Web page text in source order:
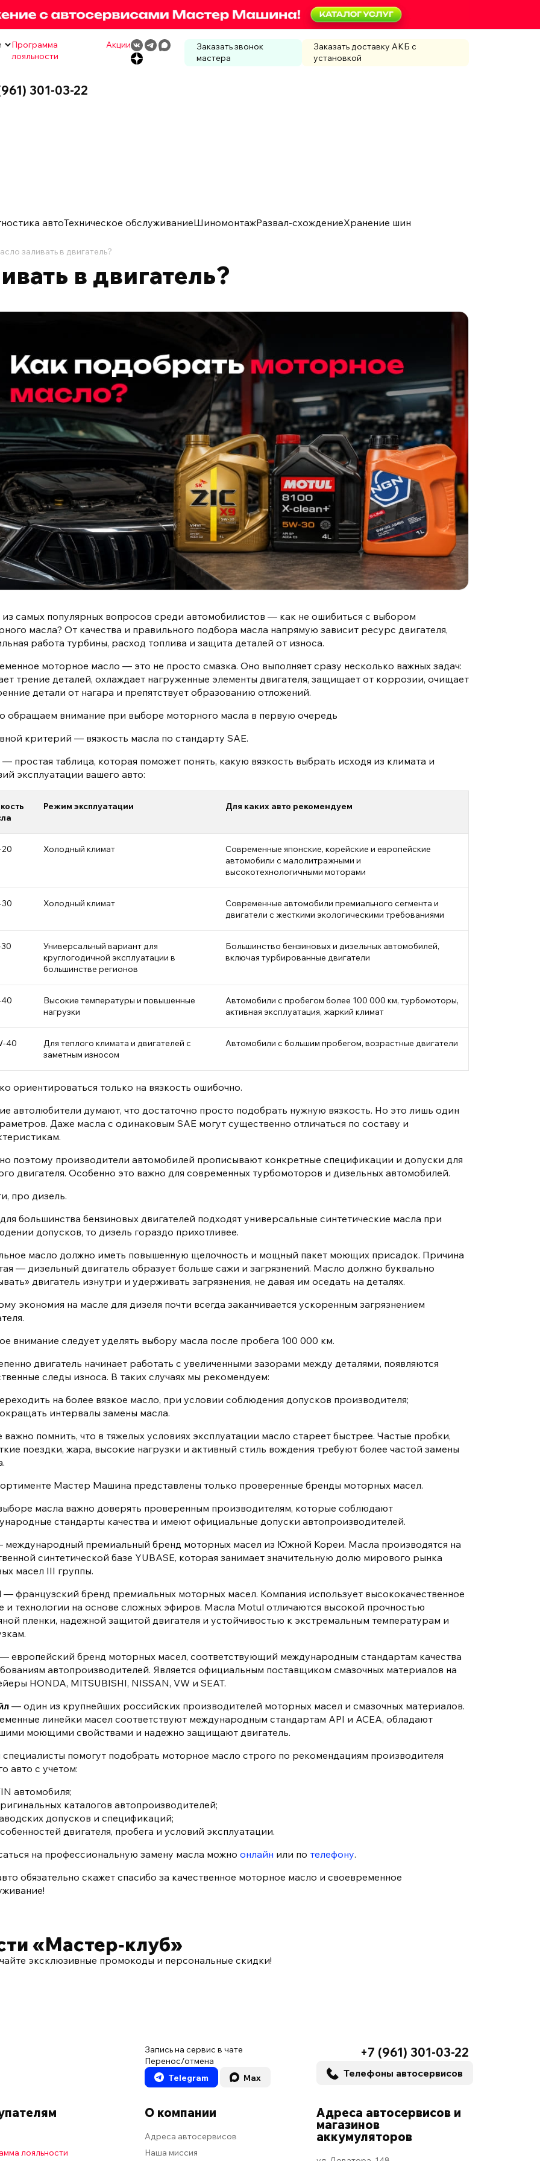
Программа
лояльности
Акции
Заказать звонок
мастера
Заказать доставку АКБ с
установкой
301-03-22
автоТехническое обслуживаниеШиномонтажРазвал-схождениеХранение шин
заливать в двигатель?
в двигатель?
самых популярных вопросов среди автомобилистов — как не ошибиться с выбором
масла? От качества и правильного подбора масла напрямую зависит ресурс двигателя,
работа турбины, расход топлива и защита деталей от износа.
моторное масло — это не просто смазка. Оно выполняет сразу несколько важных задач:
трение деталей, охлаждает нагруженные элементы двигателя, защищает от коррозии, очищает
детали от нагара и препятствует образованию отложений.
обращаем внимание при выборе моторного масла в первую очередь
критерий — вязкость масла по стандарту SAE.
простая таблица, которая поможет понять, какую вязкость выбрать исходя из климата и
эксплуатации вашего авто:
Режим эксплуатации Для каких авто рекомендуем
Холодный климат
Современные японские, корейские и европейские
автомобили с малолитражными и
высокотехнологичными моторами
Холодный климат
Современные автомобили премиального сегмента и
двигатели с жесткими экологическими требованиями
Универсальный вариант для
круглогодичной эксплуатации в
большинстве регионов
Большинство бензиновых и дизельных автомобилей,
включая турбированные двигатели
Высокие температуры и повышенные
нагрузки
Автомобили с пробегом более 100 000 км, турбомоторы,
активная эксплуатация, жаркий климат
40
Для теплого климата и двигателей с
заметным износом
Автомобили с большим пробегом, возрастные двигатели
ориентироваться только на вязкость ошибочно.
автолюбители думают, что достаточно просто подобрать нужную вязкость. Но это лишь один
Даже масла с одинаковым SAE могут существенно отличаться по составу и
поэтому производители автомобилей прописывают конкретные спецификации и допуски для
двигателя. Особенно это важно для современных турбомоторов и дизельных автомобилей.
про дизель.
большинства бензиновых двигателей подходят универсальные синтетические масла при
допусков, то дизель гораздо прихотливее.
масло должно иметь повышенную щелочность и мощный пакет моющих присадок. Причина
— дизельный двигатель образует больше сажи и загрязнений. Масло должно буквально
двигатель изнутри и удерживать загрязнения, не давая им оседать на деталях.
экономия на масле для дизеля почти всегда заканчивается ускоренным загрязнением
внимание следует уделять выбору масла после пробега 100 000 км.
двигатель начинает работать с увеличенными зазорами между деталями, появляются
следы износа. В таких случаях мы рекомендуем:
на более вязкое масло, при условии соблюдения допусков производителя;
интервалы замены масла.
важно помнить, что в тяжелых условиях эксплуатации масло стареет быстрее. Частые пробки,
поездки, жара, высокие нагрузки и активный стиль вождения требуют более частой замены
Мастер Машина представлены только проверенные бренды моторных масел.
масла важно доверять проверенным производителям, которые соблюдают
стандарты качества и имеют официальные допуски автопроизводителей.
международный премиальный бренд моторных масел из Южной Кореи. Масла производятся на
синтетической базе YUBASE, которая занимает значительную долю мирового рынка
масел III группы.
— французский бренд премиальных моторных масел. Компания использует высококачественное
и технологии на основе сложных эфиров. Масла Motul отличаются высокой прочностью
пленки, надежной защитой двигателя и устойчивостью к экстремальным температурам и
— европейский бренд моторных масел, соответствующий международным стандартам качества
автопроизводителей. Является официальным поставщиком смазочных материалов на
HONDA, MITSUBISHI, NISSAN, VW и SEAT.
— один из крупнейших российских производителей моторных масел и смазочных материалов.
линейки масел соответствуют международным стандартам API и ACEA, обладают
моющими свойствами и надежно защищают двигатель.
помогут подобрать моторное масло строго по рекомендациям производителя
авто с учетом:
автомобиля;
каталогов автопроизводителей;
допусков и спецификаций;
двигателя, пробега и условий эксплуатации.
на профессиональную замену масла можно онлайн или по телефону.
обязательно скажет спасибо за качественное моторное масло и своевременное
«Мастер‑клуб»
эксклюзивные промокоды и персональные скидки!
Запись на сервис в чате
Перенос/отмена
Telegram
Max
+7 (961) 301-03-22
Телефоны автосервисов
лояльности
О компании
Адреса автосервисов
Наша миссия
Адреса автосервисов и
магазинов
аккумуляторов